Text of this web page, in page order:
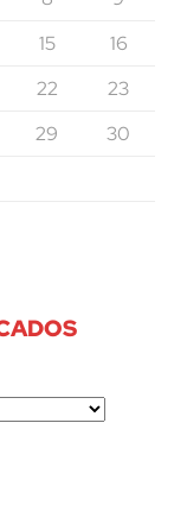
15
16
22
23
29
30